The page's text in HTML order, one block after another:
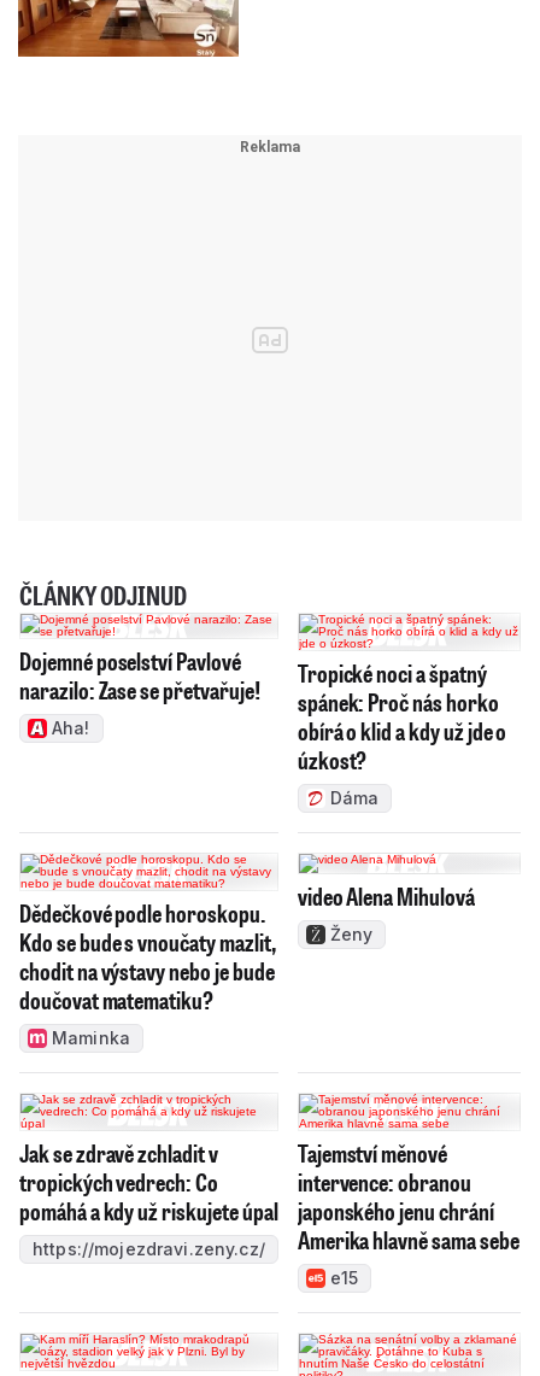
ČLÁNKY ODJINUD
Dojemné poselství Pavlové
narazilo: Zase se přetvařuje!
Aha!
Tropické noci a špatný
spánek: Proč nás horko
obírá o klid a kdy už jde o
úzkost?
Dáma
Dědečkové podle horoskopu.
Kdo se bude s vnoučaty mazlit,
chodit na výstavy nebo je bude
doučovat matematiku?
Maminka
video Alena Mihulová
Ženy
Jak se zdravě zchladit v
tropických vedrech: Co
pomáhá a kdy už riskujete úpal
https://mojezdravi.zeny.cz/
Tajemství měnové
intervence: obranou
japonského jenu chrání
Amerika hlavně sama sebe
e15